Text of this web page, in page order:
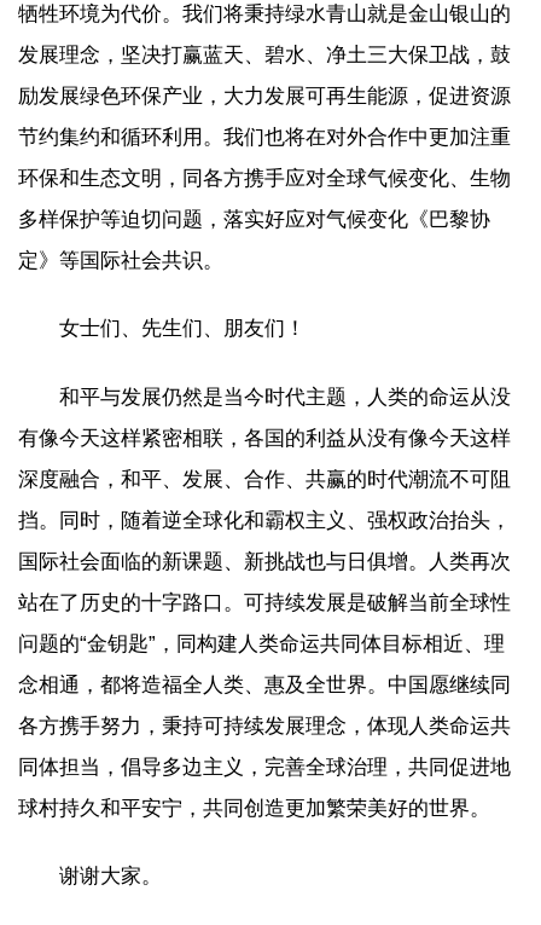
牺牲环境为代价。我们将秉持绿水青山就是金山银山的
发展理念，坚决打赢蓝天、碧水、净土三大保卫战，鼓
励发展绿色环保产业，大力发展可再生能源，促进资源
节约集约和循环利用。我们也将在对外合作中更加注重
环保和生态文明，同各方携手应对全球气候变化、生物
多样保护等迫切问题，落实好应对气候变化《巴黎协
定》等国际社会共识。
女士们、先生们、朋友们！
和平与发展仍然是当今时代主题，人类的命运从没
有像今天这样紧密相联，各国的利益从没有像今天这样
深度融合，和平、发展、合作、共赢的时代潮流不可阻
挡。同时，随着逆全球化和霸权主义、强权政治抬头，
国际社会面临的新课题、新挑战也与日俱增。人类再次
站在了历史的十字路口。可持续发展是破解当前全球性
问题的“金钥匙”，同构建人类命运共同体目标相近、理
念相通，都将造福全人类、惠及全世界。中国愿继续同
各方携手努力，秉持可持续发展理念，体现人类命运共
同体担当，倡导多边主义，完善全球治理，共同促进地
球村持久和平安宁，共同创造更加繁荣美好的世界。
谢谢大家。